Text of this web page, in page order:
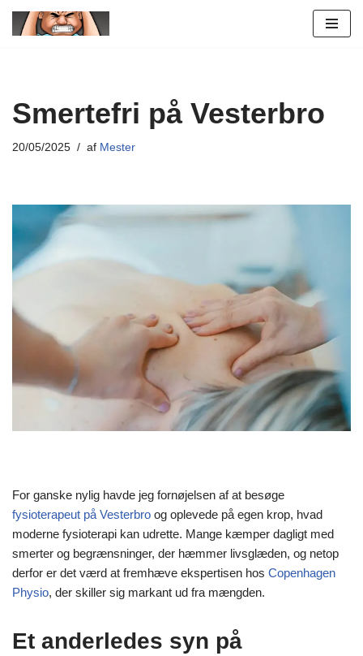
Smertefri på Vesterbro
20/05/2025 af Mester
For ganske nylig havde jeg fornøjelsen af at besøge
fysioterapeut på Vesterbro og oplevede på egen krop, hvad
moderne fysioterapi kan udrette. Mange kæmper dagligt med
smerter og begrænsninger, der hæmmer livsglæden, og netop
derfor er det værd at fremhæve ekspertisen hos Copenhagen
Physio, der skiller sig markant ud fra mængden.
Et anderledes syn på